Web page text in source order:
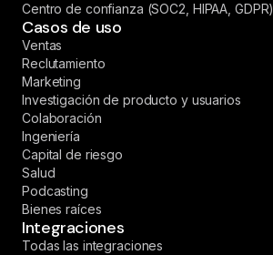
Centro de confianza (SOC2, HIPAA, GDPR)
Casos de uso
Ventas
Reclutamiento
Marketing
Investigación de producto y usuarios
Colaboración
Ingeniería
Capital de riesgo
Salud
Podcasting
Bienes raíces
Integraciones
Todas las integraciones